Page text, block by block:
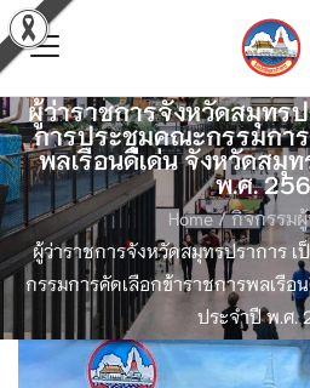
ผู้ว่าราชการจังหวัดสมุทร
การประชุมคณะกรรมกา
พลเรือนดีเด่น จังหวัดสมุ
พ.ศ.
Home/ กิจกรรม
ผู้ว่าราชการจังหวัดสมุทรปราการ
กรรมการคัดเลือกข้าราชการพลเรือ
ประจำปี พ.ศ.